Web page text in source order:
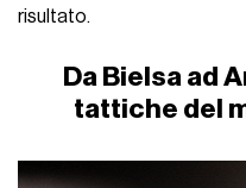
risultato.
Da Bielsa ad
tattiche del